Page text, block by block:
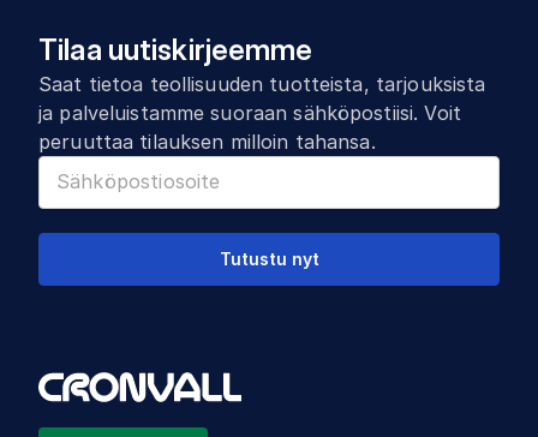
Tilaa uutiskirjeemme
Saat tietoa teollisuuden tuotteista, tarjouksista
ja palveluistamme suoraan sähköpostiisi. Voit
peruuttaa tilauksen milloin tahansa.
Tutustu nyt